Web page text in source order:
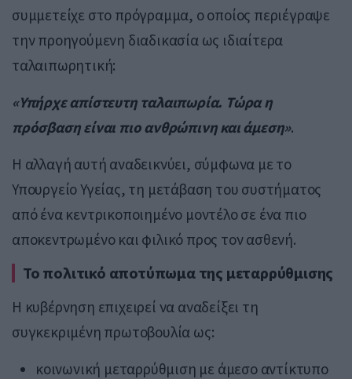
συμμετείχε στο πρόγραμμα, ο οποίος περιέγραψε
την προηγούμενη διαδικασία ως ιδιαίτερα
ταλαιπωρητική:
«Υπήρχε απίστευτη ταλαιπωρία. Τώρα η
πρόσβαση είναι πιο ανθρώπινη και άμεση».
Η αλλαγή αυτή αναδεικνύει, σύμφωνα με το
Υπουργείο Υγείας, τη μετάβαση του συστήματος
από ένα κεντρικοποιημένο μοντέλο σε ένα πιο
αποκεντρωμένο και φιλικό προς τον ασθενή.
Το πολιτικό αποτύπωμα της μεταρρύθμισης
Η κυβέρνηση επιχειρεί να αναδείξει τη
συγκεκριμένη πρωτοβουλία ως:
κοινωνική μεταρρύθμιση με άμεσο αντίκτυπο